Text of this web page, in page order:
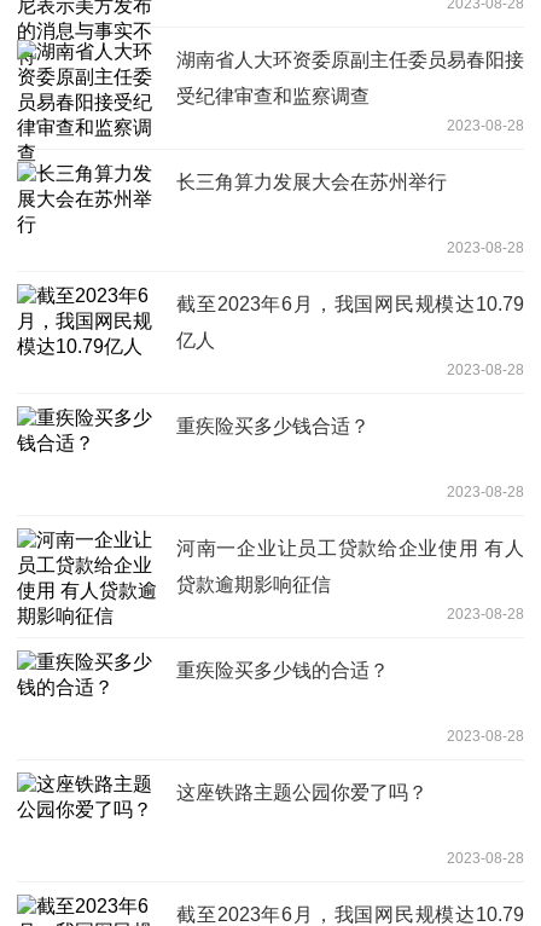
湖南省人大环资委原副主任委员易春阳接
受纪律审查和监察调查
2023-08-28
长三角算力发展大会在苏州举行
2023-08-28
截至2023年6月，我国网民规模达10.79
亿人
2023-08-28
重疾险买多少钱合适？
2023-08-28
河南一企业让员工贷款给企业使用 有人
贷款逾期影响征信
2023-08-28
重疾险买多少钱的合适？
2023-08-28
这座铁路主题公园你爱了吗？
2023-08-28
截至2023年6月，我国网民规模达10.79